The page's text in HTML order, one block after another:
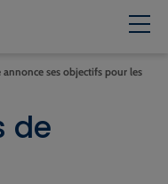
annonce ses objectifs pour les
de